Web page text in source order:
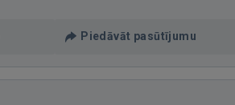
Piedāvāt pasūtījumu